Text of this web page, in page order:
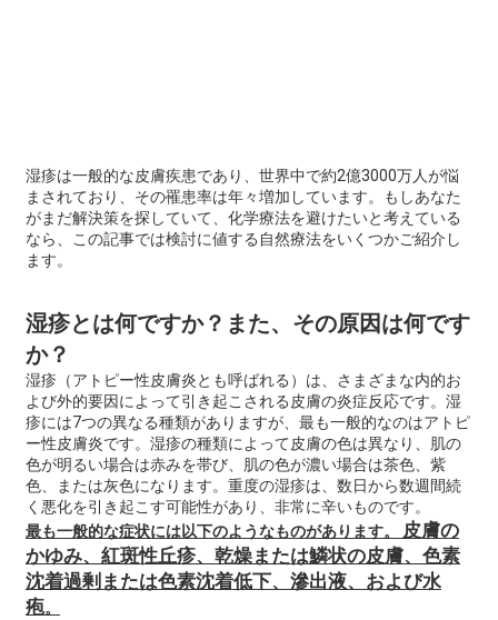
湿疹は一般的な皮膚疾患であり、世界中で約2億3000万人が悩
まされており、その罹患率は年々増加しています。もしあなた
がまだ解決策を探していて、化学療法を避けたいと考えている
なら、この記事では検討に値する自然療法をいくつかご紹介し
ます。
湿疹とは何ですか？また、その原因は何です
か？
湿疹（アトピー性皮膚炎とも呼ばれる）は、さまざまな内的お
よび外的要因によって引き起こされる皮膚の炎症反応です。湿
疹には7つの異なる種類がありますが、最も一般的なのはアトピ
ー性皮膚炎です。湿疹の種類によって皮膚の色は異なり、肌の
色が明るい場合は赤みを帯び、肌の色が濃い場合は茶色、紫
色、または灰色になります。重度の湿疹は、数日から数週間続
く悪化を引き起こす可能性があり、非常に辛いものです。
最も一般的な症状には以下のようなものがあります。
皮膚の
かゆみ、紅斑性丘疹、乾燥または鱗状の皮膚、色素
沈着過剰または色素沈着低下、滲出液、および水
疱。